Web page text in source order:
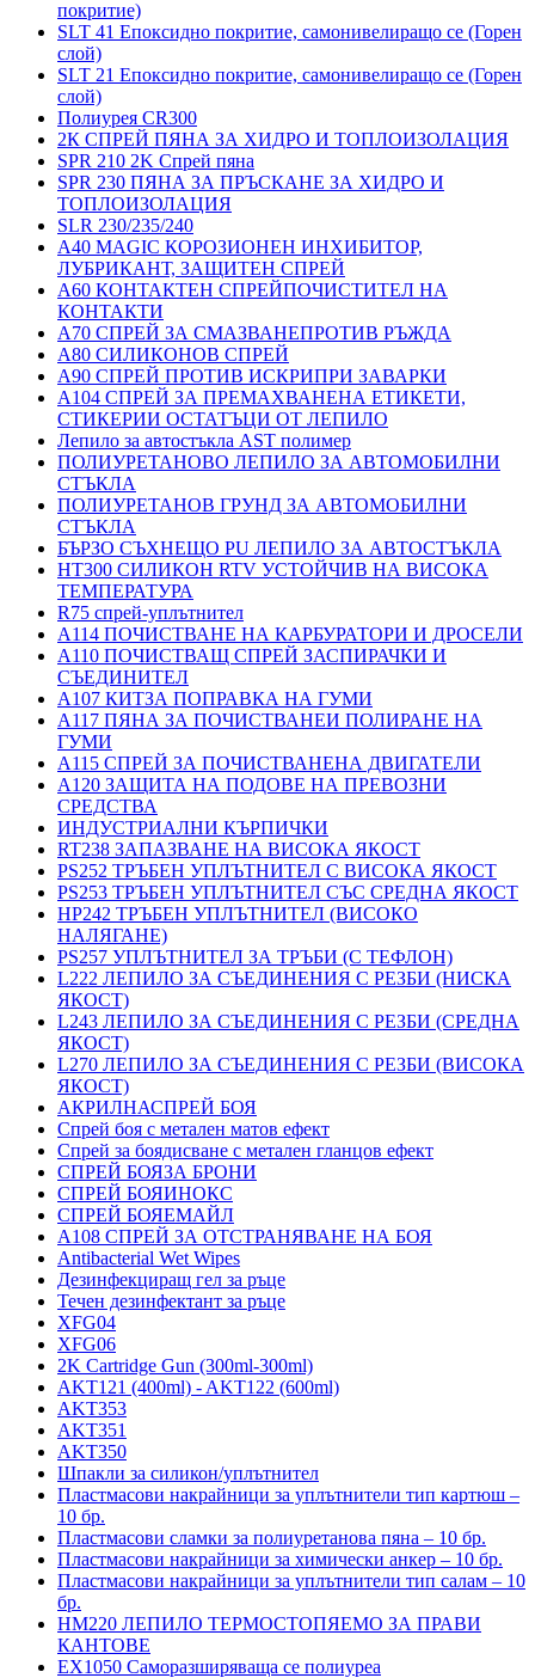
покритие)
SLT 41 Епоксидно покритие, самонивелиращо се (Горен
слой)
SLT 21 Епоксидно покритие, самонивелиращо се (Горен
слой)
Полиурея CR300
2К СПРЕЙ ПЯНА ЗА ХИДРО И ТОПЛОИЗОЛАЦИЯ
SPR 210 2K Спрей пяна
SPR 230 ПЯНА ЗА ПРЪСКАНЕ ЗА ХИДРО И
ТОПЛОИЗОЛАЦИЯ
SLR 230/235/240
A40 MAGIC КОРОЗИОНЕН ИНХИБИТОР,
ЛУБРИКАНТ, ЗАЩИТЕН СПРЕЙ
A60 КОНТАКТЕН СПРЕЙПОЧИСТИТЕЛ НА
КОНТАКТИ
A70 СПРЕЙ ЗА СМАЗВАНЕПРОТИВ РЪЖДА
A80 СИЛИКОНОВ СПРЕЙ
A90 СПРЕЙ ПРОТИВ ИСКРИПРИ ЗАВАРКИ
A104 СПРЕЙ ЗА ПРЕМАХВАНЕНА ЕТИКЕТИ,
СТИКЕРИИ ОСТАТЪЦИ ОТ ЛЕПИЛО
Лепило за автостъкла AST полимер
ПОЛИУРЕТАНОВО ЛЕПИЛО ЗА АВТОМОБИЛНИ
СТЪКЛА
ПОЛИУРЕТАНОВ ГРУНД ЗА АВТОМОБИЛНИ
СТЪКЛА
БЪРЗО СЪХНЕЩО PU ЛЕПИЛО ЗА АВТОСТЪКЛА
HT300 СИЛИКОН RTV УСТОЙЧИВ НА ВИСОКА
ТЕМПЕРАТУРА
R75 спрей-уплътнител
A114 ПОЧИСТВАНЕ НА КАРБУРАТОРИ И ДРОСЕЛИ
A110 ПОЧИСТВАЩ СПРЕЙ ЗАСПИРАЧКИ И
СЪЕДИНИТЕЛ
A107 КИТЗА ПОПРАВКА НА ГУМИ
A117 ПЯНА ЗА ПОЧИСТВАНЕИ ПОЛИРАНЕ НА
ГУМИ
A115 СПРЕЙ ЗА ПОЧИСТВАНЕНА ДВИГАТЕЛИ
A120 ЗАЩИТА НА ПОДОВЕ НА ПРЕВОЗНИ
СРЕДСТВА
ИНДУСТРИАЛНИ КЪРПИЧКИ
RT238 ЗАПАЗВАНЕ НА ВИСОКА ЯКОСТ
PS252 ТРЪБЕН УПЛЪТНИТЕЛ С ВИСОКА ЯКОСТ
PS253 ТРЪБЕН УПЛЪТНИТЕЛ СЪС СРЕДНА ЯКОСТ
HP242 ТРЪБЕН УПЛЪТНИТЕЛ (ВИСОКО
НАЛЯГАНЕ)
PS257 УПЛЪТНИТЕЛ ЗА ТРЪБИ (С ТЕФЛОН)
L222 ЛЕПИЛО ЗА СЪЕДИНЕНИЯ С РЕЗБИ (НИСКА
ЯКОСТ)
L243 ЛЕПИЛО ЗА СЪЕДИНЕНИЯ С РЕЗБИ (СРЕДНА
ЯКОСТ)
L270 ЛЕПИЛО ЗА СЪЕДИНЕНИЯ С РЕЗБИ (ВИСОКА
ЯКОСТ)
АКРИЛНАСПРЕЙ БОЯ
Спрей боя с метален матов ефект
Спрей за боядисване с метален гланцов ефект
СПРЕЙ БОЯЗА БРОНИ
СПРЕЙ БОЯИНОКС
СПРЕЙ БОЯЕМАЙЛ
A108 СПРЕЙ ЗА ОТСТРАНЯВАНЕ НА БОЯ
Antibacterial Wet Wipes
Дезинфекциращ гел за ръце
Течен дезинфектант за ръце
XFG04
XFG06
2K Cartridge Gun (300ml-300ml)
AKT121 (400ml) - AKT122 (600ml)
AKT353
AKT351
AKT350
Шпакли за силикон/уплътнител
Пластмасови накрайници за уплътнители тип картюш –
10 бр.
Пластмасови сламки за полиуретанова пяна – 10 бр.
Пластмасови накрайници за химически анкер – 10 бр.
Пластмасови накрайници за уплътнители тип салам – 10
бр.
HM220 ЛЕПИЛО ТЕРМОСТОПЯЕМО ЗА ПРАВИ
КАНТОВЕ
EX1050 Саморазширяваща се полиуреа